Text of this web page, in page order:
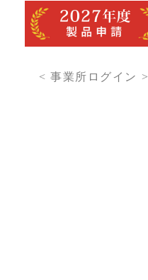
< 事業所ログイン >